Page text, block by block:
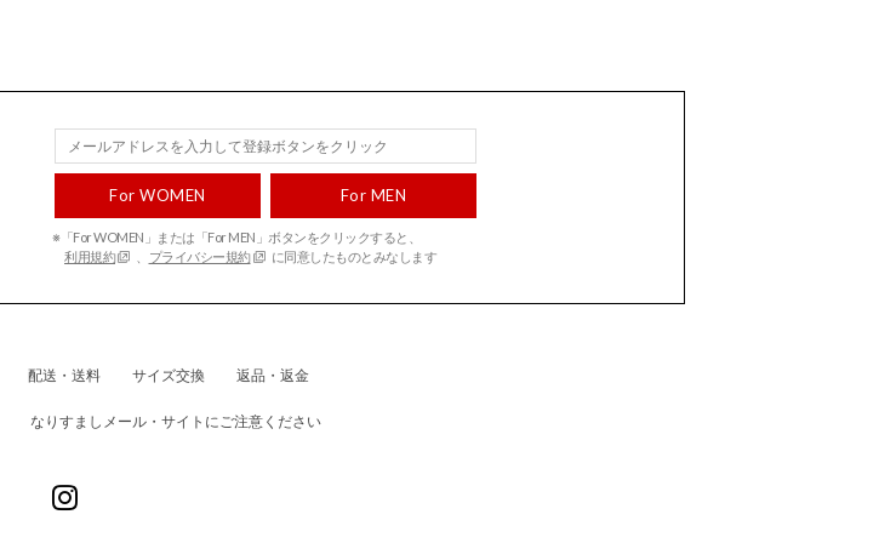
For WOMEN For MEN
※「For WOMEN」または「For MEN」ボタンをクリックすると、
利用規約
プライバシー規約 に同意したものとみなします
配送・送料 サイズ交換 返品・返金
なりすましメール・サイトにご注意ください